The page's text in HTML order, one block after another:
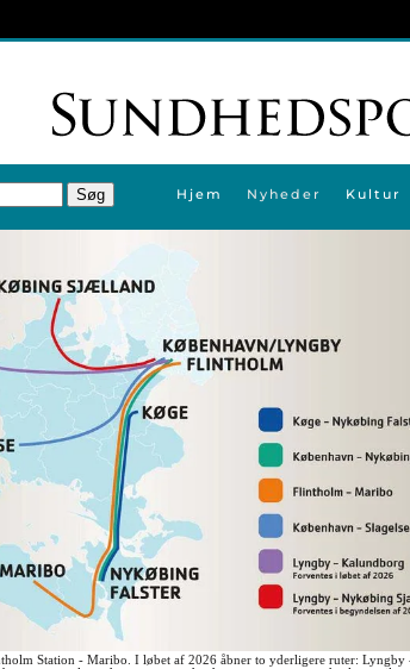
Hjem Nyheder Kultur
Station - Maribo. I løbet af 2026 åbner to yderligere ruter: